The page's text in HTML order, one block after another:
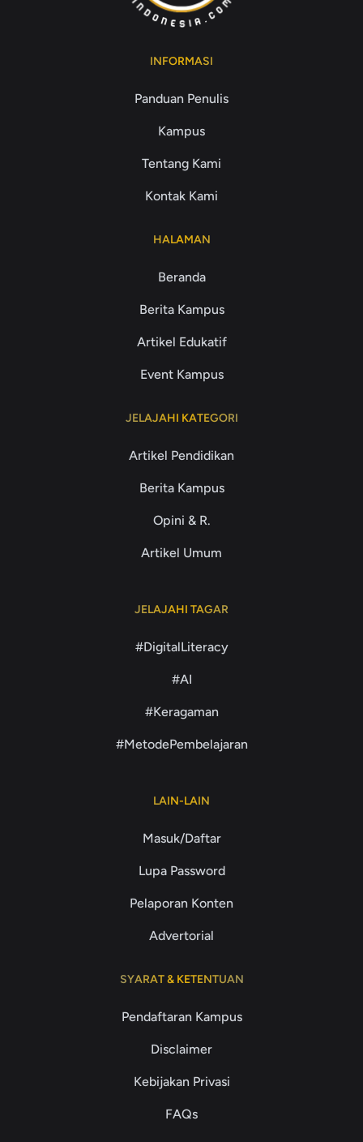
INFORMASI
Panduan Penulis
Kampus
Tentang Kami
Kontak Kami
HALAMAN
Beranda
Berita Kampus
Artikel Edukatif
Event Kampus
JELAJAHI KATEGORI
Artikel Pendidikan
Berita Kampus
Opini & R.
Artikel Umum
JELAJAHI TAGAR
#DigitalLiteracy
#AI
#Keragaman
#MetodePembelajaran
LAIN-LAIN
Masuk/Daftar
Lupa Password
Pelaporan Konten
Advertorial
SYARAT & KETENTUAN
Pendaftaran Kampus
Disclaimer
Kebijakan Privasi
FAQs